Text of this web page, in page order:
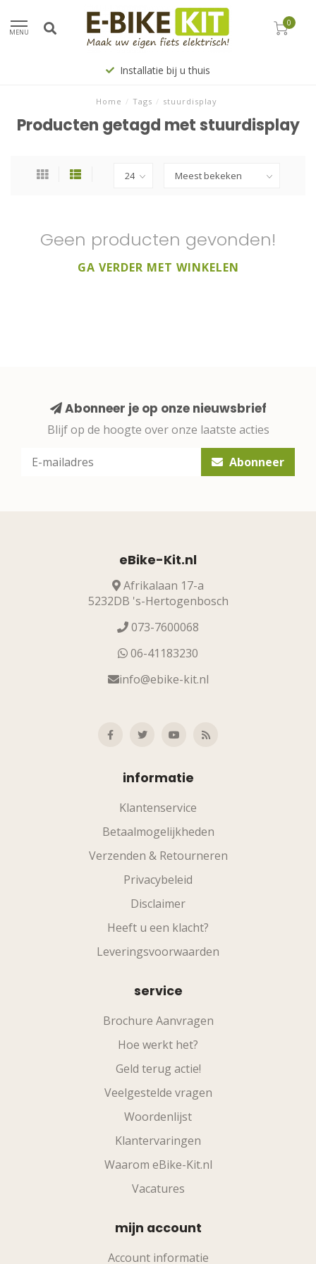
MENU
0
Installatie bij u thuis
Home / Tags / stuurdisplay
Producten getagd met stuurdisplay
Geen producten gevonden!
GA VERDER MET WINKELEN
Abonneer je op onze nieuwsbrief
Blijf op de hoogte over onze laatste acties
Abonneer
eBike-Kit.nl
Afrikalaan 17-a
5232DB 's-Hertogenbosch
073-7600068
06-41183230
info@ebike-kit.nl
informatie
Klantenservice
Betaalmogelijkheden
Verzenden & Retourneren
Privacybeleid
Disclaimer
Heeft u een klacht?
Leveringsvoorwaarden
service
Brochure Aanvragen
Hoe werkt het?
Geld terug actie!
Veelgestelde vragen
Woordenlijst
Klantervaringen
Waarom eBike-Kit.nl
Vacatures
mijn account
Account informatie